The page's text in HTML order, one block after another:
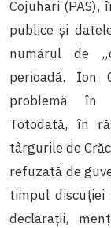
Cojuhari (PAS),
publice și
numărul de
perioadă. Ion
problemă în
Totodată, în
târgurile de
refuzată de
timpul
declarații,